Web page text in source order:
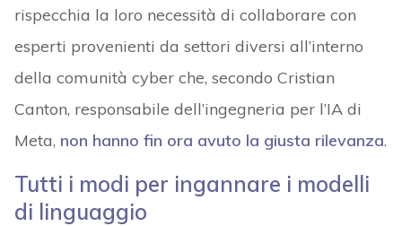
rispecchia la loro necessità di collaborare con
esperti provenienti da settori diversi all’interno
della comunità cyber che, secondo Cristian
Canton, responsabile dell’ingegneria per l’IA di
Meta, non hanno fin ora avuto la giusta rilevanza.
Tutti i modi per ingannare i modelli
di linguaggio